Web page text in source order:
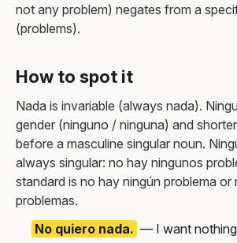
not any problem) negates from a
(problems).
How to spot it
Nada is invariable (always nada).
gender (ninguno / ninguna) and
before a masculine singular noun.
always singular: no hay ningunos
standard is no hay ningún problema or
problemas.
No quiero nada. — I want